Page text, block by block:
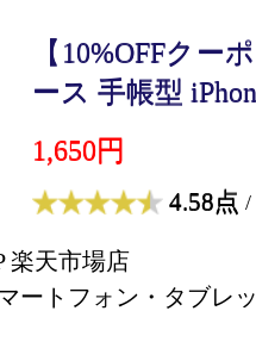
【10%OFFクー
ース 手帳型
1,650円
4.58点 /
楽天市場店
ートフォン・タブレ